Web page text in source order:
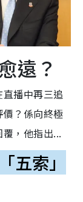
遠？
播中再三追
？係向終極
，他指出...
五索」